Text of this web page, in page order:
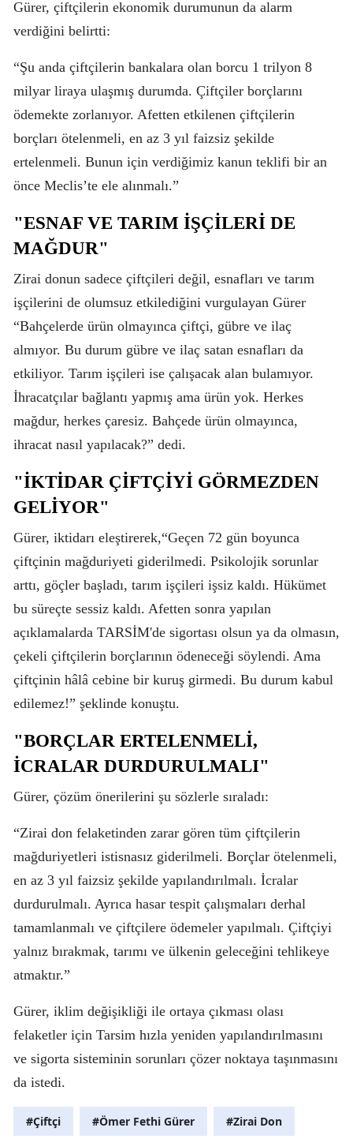
Gürer, çiftçilerin ekonomik durumunun da alarm
verdiğini belirtti:
“Şu anda çiftçilerin bankalara olan borcu 1 trilyon 8
milyar liraya ulaşmış durumda. Çiftçiler borçlarını
ödemekte zorlanıyor. Afetten etkilenen çiftçilerin
borçları ötelenmeli, en az 3 yıl faizsiz şekilde
ertelenmeli. Bunun için verdiğimiz kanun teklifi bir an
önce Meclis’te ele alınmalı.”
"ESNAF VE TARIM İŞÇİLERİ DE
MAĞDUR"
Zirai donun sadece çiftçileri değil, esnafları ve tarım
işçilerini de olumsuz etkilediğini vurgulayan Gürer
“Bahçelerde ürün olmayınca çiftçi, gübre ve ilaç
almıyor. Bu durum gübre ve ilaç satan esnafları da
etkiliyor. Tarım işçileri ise çalışacak alan bulamıyor.
İhracatçılar bağlantı yapmış ama ürün yok. Herkes
mağdur, herkes çaresiz. Bahçede ürün olmayınca,
ihracat nasıl yapılacak?” dedi.
"İKTİDAR ÇİFTÇİYİ GÖRMEZDEN
GELİYOR"
Gürer, iktidarı eleştirerek,“Geçen 72 gün boyunca
çiftçinin mağduriyeti giderilmedi. Psikolojik sorunlar
arttı, göçler başladı, tarım işçileri işsiz kaldı. Hükümet
bu süreçte sessiz kaldı. Afetten sonra yapılan
açıklamalarda TARSİM'de sigortası olsun ya da olmasın,
çekeli çiftçilerin borçlarının ödeneceği söylendi. Ama
çiftçinin hâlâ cebine bir kuruş girmedi. Bu durum kabul
edilemez!” şeklinde konuştu.
"BORÇLAR ERTELENMELİ,
İCRALAR DURDURULMALI"
Gürer, çözüm önerilerini şu sözlerle sıraladı:
“Zirai don felaketinden zarar gören tüm çiftçilerin
mağduriyetleri istisnasız giderilmeli. Borçlar ötelenmeli,
en az 3 yıl faizsiz şekilde yapılandırılmalı. İcralar
durdurulmalı. Ayrıca hasar tespit çalışmaları derhal
tamamlanmalı ve çiftçilere ödemeler yapılmalı. Çiftçiyi
yalnız bırakmak, tarımı ve ülkenin geleceğini tehlikeye
atmaktır.”
Gürer, iklim değişikliği ile ortaya çıkması olası
felaketler için Tarsim hızla yeniden yapılandırılmasını
ve sigorta sisteminin sorunları çözer noktaya taşınmasını
da istedi.
#Çiftçi #Ömer Fethi Gürer #Zirai Don